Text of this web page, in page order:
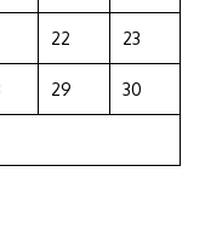
22 23
29 30